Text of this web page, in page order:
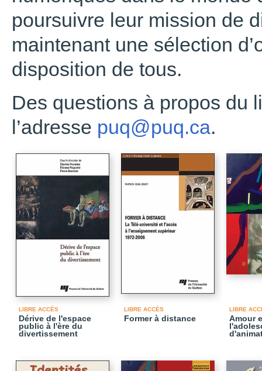
poursuivre leur mission de
maintenant une sélection
disposition de tous.
Des questions à propos du
l’adresse puq@puq.ca.
LIBRE ACCÈS
Dérive de l'espace
public à l'ère du
divertissement
LIBRE ACCÈS
Former à distance
LIBRE
Amour